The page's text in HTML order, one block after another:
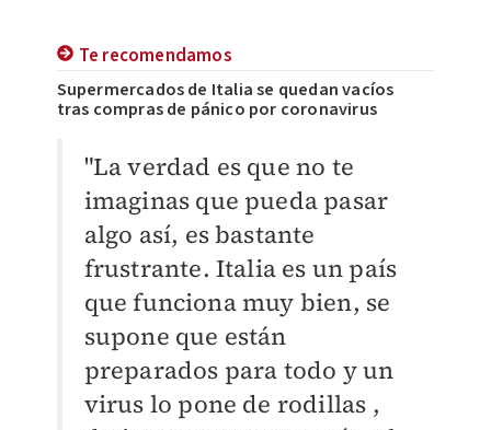
Te recomendamos
Supermercados de Italia se quedan vacíos
tras compras de pánico por coronavirus
"La verdad es que no te
imaginas que pueda pasar
algo así, es bastante
frustrante. Italia es un país
que funciona muy bien, se
supone que están
preparados para todo y un
virus lo pone de rodillas ,